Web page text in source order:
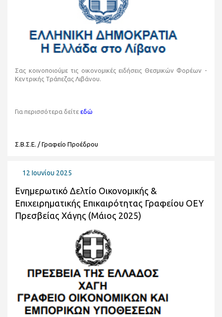
Σας κοινοποιούμε τις οικονομικές ειδήσεις Θεσμικών Φορέων -
Κεντρικής Τράπεζας Λιβάνου.
Για περισσότερα δείτε εδώ
Σ.Β.Σ.Ε. / Γραφείο Προέδρου
12 Ιουνίου 2025
Ενημερωτικό Δελτίο Οικονομικής &
Επιχειρηματικής Επικαιρότητας Γραφείου ΟΕΥ
Πρεσβείας Χάγης (Μάιος 2025)